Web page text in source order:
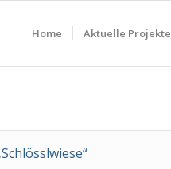
Home Aktuelle Projekte